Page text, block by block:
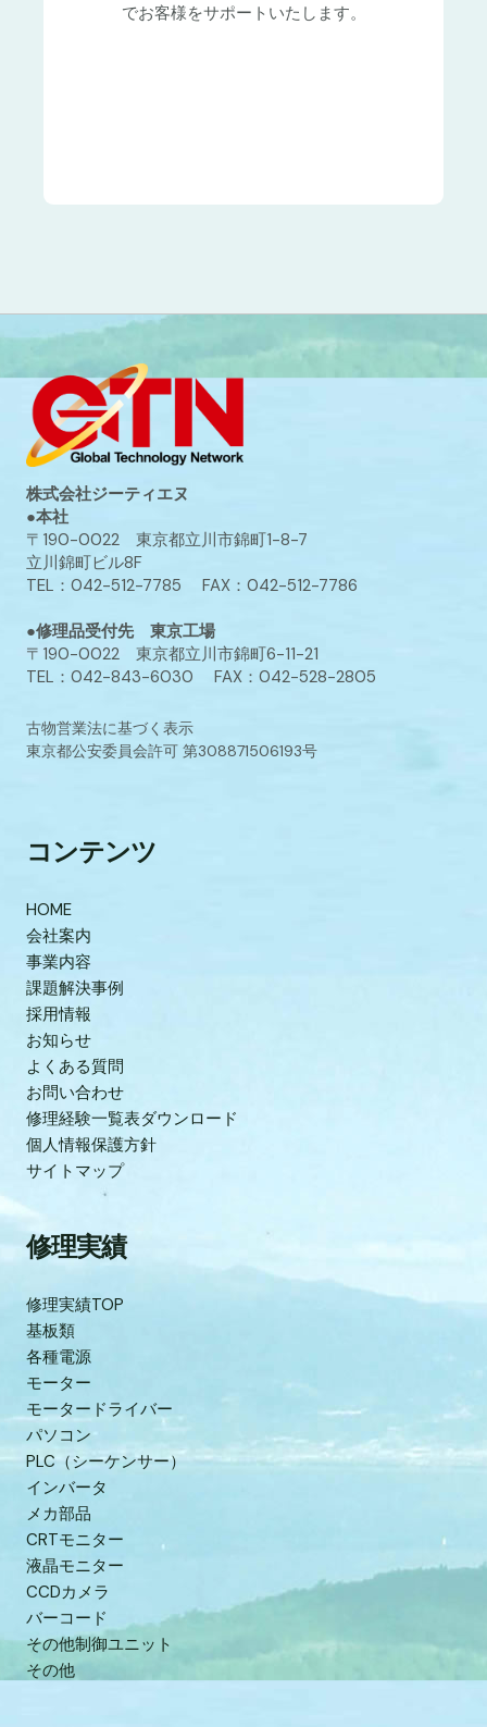
でお客様をサポートいたします。
株式会社ジーティエヌ
●本社
〒190-0022 東京都立川市錦町1-8-7
立川錦町ビル8F
TEL：042-512-7785 FAX：042-512-7786
●修理品受付先 東京工場
〒190-0022 東京都立川市錦町6-11-21
TEL：042-843-6030 FAX：042-528-2805
古物営業法に基づく表示
東京都公安委員会許可 第308871506193号
コンテンツ
HOME
会社案内
事業内容
課題解決事例
採用情報
お知らせ
よくある質問
お問い合わせ
修理経験一覧表ダウンロード
個人情報保護方針
サイトマップ
修理実績
修理実績TOP
基板類
各種電源
モーター
モータードライバー
パソコン
PLC（シーケンサー）
インバータ
メカ部品
CRTモニター
液晶モニター
CCDカメラ
バーコード
その他制御ユニット
その他